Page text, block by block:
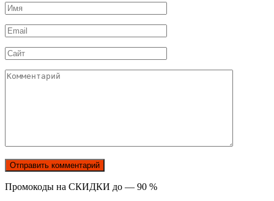
Имя
*
Email
*
Сайт
Комментарий
Промокоды на СКИДКИ до — 90 %